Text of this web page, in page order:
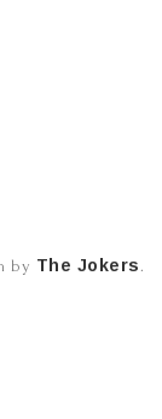
by The Jokers .